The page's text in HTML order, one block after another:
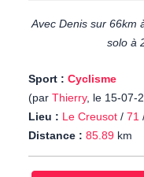
Avec Denis sur 66km
solo à
Sport : Cyclisme
(par Thierry, le 15-07-
Lieu : Le Creusot / 71
Distance : 85.89 km